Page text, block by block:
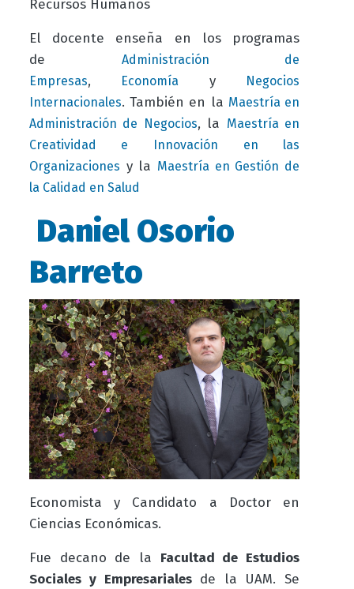
Recursos Humanos
El docente enseña en los programas
de Administración de
Empresas, Economía y
Negocios
Internacionales. También en la Maestría en
Administración de Negocios, la Maestría en
Creatividad e Innovación en las
Organizaciones y la Maestría en Gestión de
la Calidad en Salud
Daniel Osorio
Barreto
Economista y Candidato a Doctor en
Ciencias Económicas.
Fue decano de la Facultad de Estudios
Sociales y Empresarialesde la
UAM. Se